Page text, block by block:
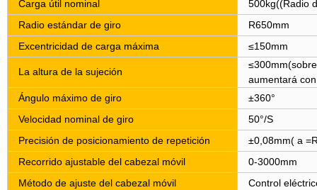
Carga útil nominal
500kg((Radio
Radio estándar de giro
R650mm
Excentricidad de carga máxima
≤150mm
La altura de la sujeción
≤
aumentará
Ángulo máximo de giro
±360°
Velocidad nominal de giro
50°/S
Precisión de posicionamiento de repetición
±0,08mm( a
Recorrido ajustable del cabezal móvil
0-3000mm
Método de ajuste del cabezal móvil
Control